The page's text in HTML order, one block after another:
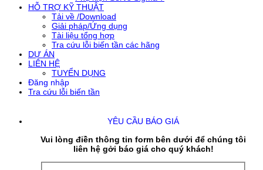
HỖ TRỢ KỸ THUẬT
Tải về /Download
Giải pháp/Ứng dụng
Tài liệu tổng hợp
Tra cứu lỗi biến tần các hãng
DỰ ÁN
LIÊN HỆ
TUYỂN DỤNG
Đăng nhập
Tra cứu lỗi biến tần
YÊU CẦU BÁO GIÁ
Vui lòng điền thông tin form bên dưới để chúng tôi
liên hệ gởi báo giá cho quý khách!